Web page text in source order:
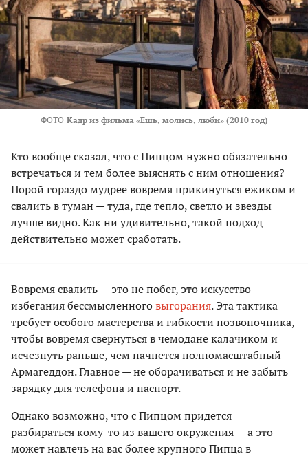
ФОТО Кадр из фильма «Ешь, молись, люби» (2010 год)
Кто вообще сказал, что с Пипцом нужно обязательно
встречаться и тем более выяснять с ним отношения?
Порой гораздо мудрее вовремя прикинуться ежиком и
свалить в туман — туда, где тепло, светло и звезды
лучше видно. Как ни удивительно, такой подход
действительно может сработать.
Вовремя свалить — это не побег, это искусство
избегания бессмысленноговыгорания. Эта тактика
требует особого мастерства и гибкости позвоночника,
чтобы вовремя свернуться в чемодане калачиком и
исчезнуть раньше, чем начнется полномасштабный
Армагеддон. Главное — не оборачиваться и не забыть
зарядку для телефона и паспорт.
Однако возможно, что с Пипцом придется
разбираться кому-то из вашего окружения — а это
может навлечь на вас более крупного Пипца в